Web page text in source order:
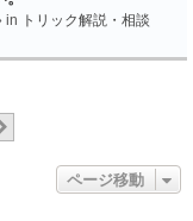
in トリック解説・相談
ページ移動